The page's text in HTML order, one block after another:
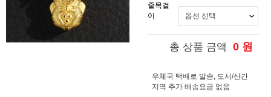
줄목걸
이
총 상품 금액 0 원
우체국 택배로 발송, 도서/산간
지역 추가 배송요금 없음